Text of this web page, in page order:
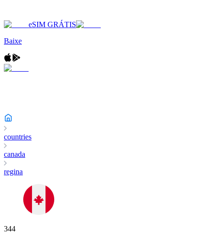
eSIM GRÁTIS
Baixe
countries
canada
regina
344